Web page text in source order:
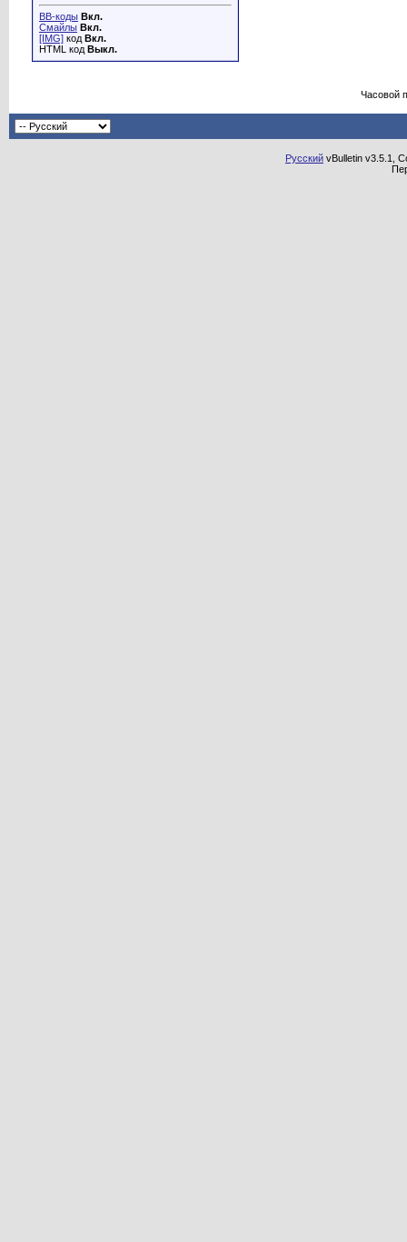
BB-коды Вкл.
Смайлы Вкл.
[IMG] код Вкл.
HTML код Выкл.
Часовой
Русский vBulletin v3.5.1,